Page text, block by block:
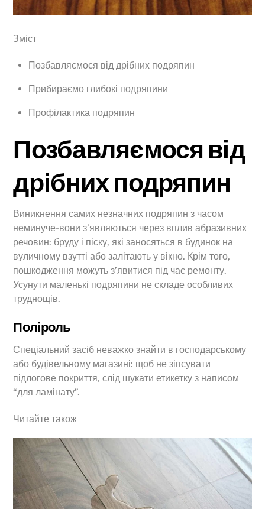
Зміст
Позбавляємося від дрібних подряпин
Прибираємо глибокі подряпини
Профілактика подряпин
Позбавляємося від
дрібних подряпин
Виникнення самих незначних подряпин з часом
неминуче-вони з’являються через вплив абразивних
речовин: бруду і піску, які заносяться в будинок на
вуличному взутті або залітають у вікно. Крім того,
пошкодження можуть з’явитися під час ремонту.
Усунути маленькі подряпини не складе особливих
труднощів.
Поліроль
Спеціальний засіб неважко знайти в господарському
або будівельному магазині: щоб не зіпсувати
підлогове покриття, слід шукати етикетку з написом
“для ламінату”.
Читайте також